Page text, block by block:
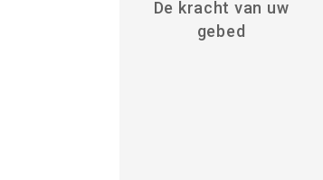
De kracht van uw
gebed